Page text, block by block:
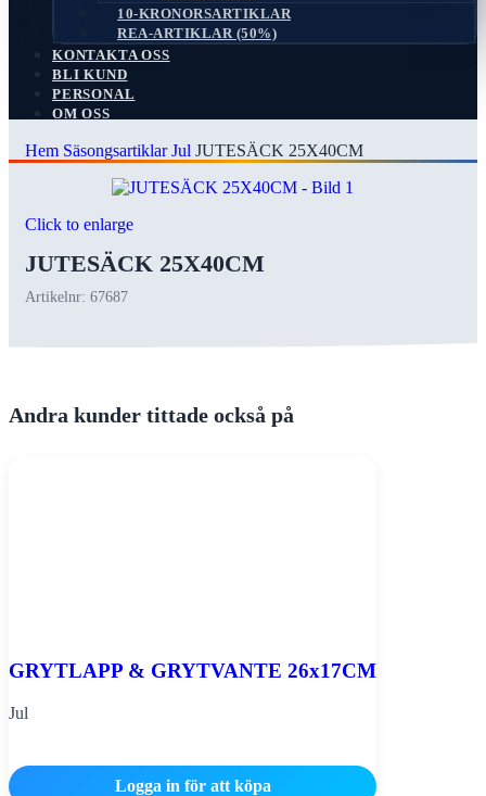
10-KRONORSARTIKLAR
REA-ARTIKLAR (50%)
KONTAKTA OSS
BLI KUND
PERSONAL
OM OSS
Search
Hem SäsongsartiklarJul JUTESÄCK 25X40CM
Click to enlarge
JUTESÄCK 25X40CM
Artikelnr: 67687
Andra kunder tittade också på
GRYTLAPP & GRYTVANTE 26x17CM
Jul
Logga in för att köpa